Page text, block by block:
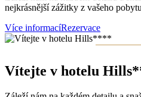
nejkrásnější zážitky z vašeho
Více informacíRezervace
Vítejte v hotelu